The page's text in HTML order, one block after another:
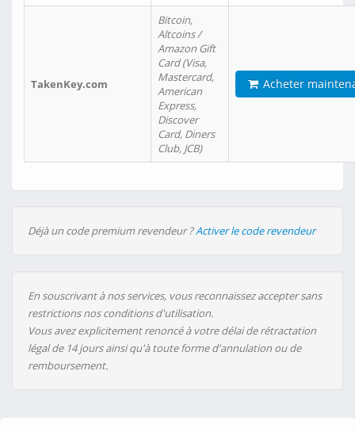
TakenKey.com
Bitcoin,
Altcoins /
Amazon Gift
Card (Visa,
Mastercard,
American
Express,
Discover
Card, Diners
Club, JCB)
Acheter
Déjà un code premium revendeur ?Activer le code revendeur
En souscrivant à nos services, vous reconnaissez accepter sans
restrictions nos conditions d'utilisation.
Vous avez explicitement renoncé à votre délai de rétractation
légal de 14 jours ainsi qu'à toute forme d'annulation ou de
remboursement.